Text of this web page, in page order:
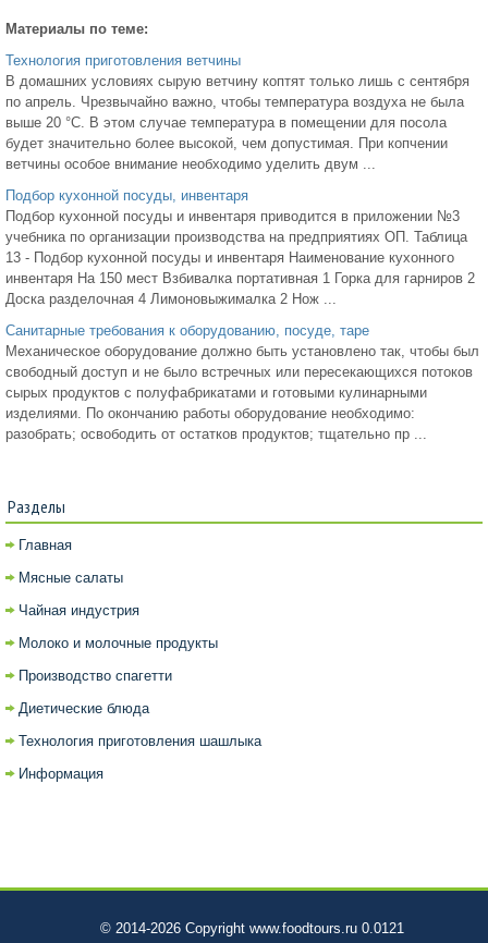
Материалы по теме:
Технология приготовления ветчины
В домашних условиях сырую ветчину коптят только лишь с сентября
по апрель. Чрезвычайно важно, чтобы температура воздуха не была
выше 20 °С. В этом случае температура в помещении для посола
будет значительно более высокой, чем допустимая. При копчении
ветчины особое внимание необходимо уделить двум ...
Подбор кухонной посуды, инвентаря
Подбор кухонной посуды и инвентаря приводится в приложении №3
учебника по организации производства на предприятиях ОП. Таблица
13 - Подбор кухонной посуды и инвентаря Наименование кухонного
инвентаря На 150 мест Взбивалка портативная 1 Горка для гарниров 2
Доска разделочная 4 Лимоновыжималка 2 Нож ...
Санитарные требования к оборудованию, посуде, таре
Механическое оборудование должно быть установлено так, чтобы был
свободный доступ и не было встречных или пересекающихся потоков
сырых продуктов с полуфабрикатами и готовыми кулинарными
изделиями. По окончанию работы оборудование необходимо:
разобрать; освободить от остатков продуктов; тщательно пр ...
Разделы
Главная
Мясные салаты
Чайная индустрия
Молоко и молочные продукты
Производство спагетти
Диетические блюда
Технология приготовления шашлыка
Информация
© 2014-2026 Copyright www.foodtours.ru 0.0121